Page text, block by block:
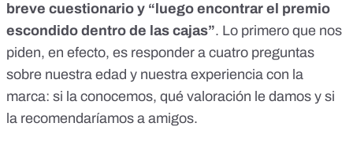
breve cuestionario y “luego encontrar el premio
escondido dentro de las cajas”. Lo primero que nos
piden, en efecto, es responder a cuatro preguntas
sobre nuestra edad y nuestra experiencia con la
marca: si la conocemos, qué valoración le damos y si
la recomendaríamos a amigos.